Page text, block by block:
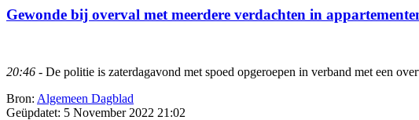
Gewonde bij overval met meerdere verdachten in
20:46 - De politie is zaterdagavond met spoed opgeroepen in verband met een
Bron: Algemeen Dagblad
Geüpdatet: 5 November 2022 21:02